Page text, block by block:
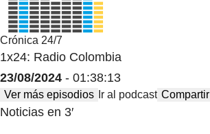
Crónica 24/7
1x24: Radio Colombia
23/08/2024 - 01:38:13
Ver más episodios Ir al podcast Compartir
Noticias en 3′